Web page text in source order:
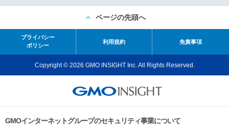
ページの先頭へ
プライバシー
ポリシー
利用規約 免責事項
Copyright © 2026 GMO INSIGHT Inc. All Rights Reserved.
GMOインターネットグループのセキュリティ事業について